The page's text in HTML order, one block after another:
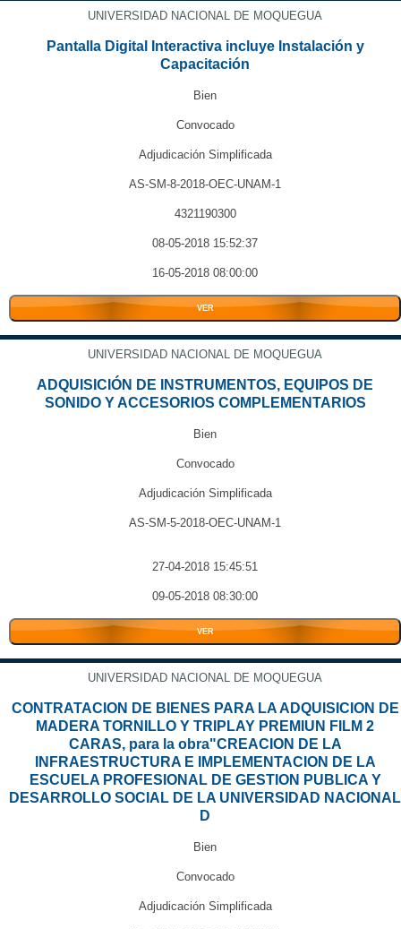
UNIVERSIDAD NACIONAL DE MOQUEGUA
Pantalla Digital Interactiva incluye Instalación y
Capacitación
Bien
Convocado
Adjudicación Simplificada
AS-SM-8-2018-OEC-UNAM-1
4321190300
08-05-2018 15:52:37
16-05-2018 08:00:00
VER
UNIVERSIDAD NACIONAL DE MOQUEGUA
ADQUISICIÓN DE INSTRUMENTOS, EQUIPOS DE
SONIDO Y ACCESORIOS COMPLEMENTARIOS
Bien
Convocado
Adjudicación Simplificada
AS-SM-5-2018-OEC-UNAM-1
27-04-2018 15:45:51
09-05-2018 08:30:00
VER
UNIVERSIDAD NACIONAL DE MOQUEGUA
CONTRATACION DE BIENES PARA LA ADQUISICION DE
MADERA TORNILLO Y TRIPLAY PREMIUN FILM 2
CARAS, para la obra"CREACION DE LA
INFRAESTRUCTURA E IMPLEMENTACION DE LA
ESCUELA PROFESIONAL DE GESTION PUBLICA Y
DESARROLLO SOCIAL DE LA UNIVERSIDAD NACIONAL
D
Bien
Convocado
Adjudicación Simplificada